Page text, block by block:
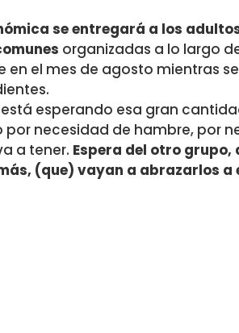
se entregará a los
organizadas a lo largo
en el mes de agosto mientras
esperando esa gran
necesidad de hambre, por
a tener. Espera del otro grupo,
(que) vayan a abrazarlos a